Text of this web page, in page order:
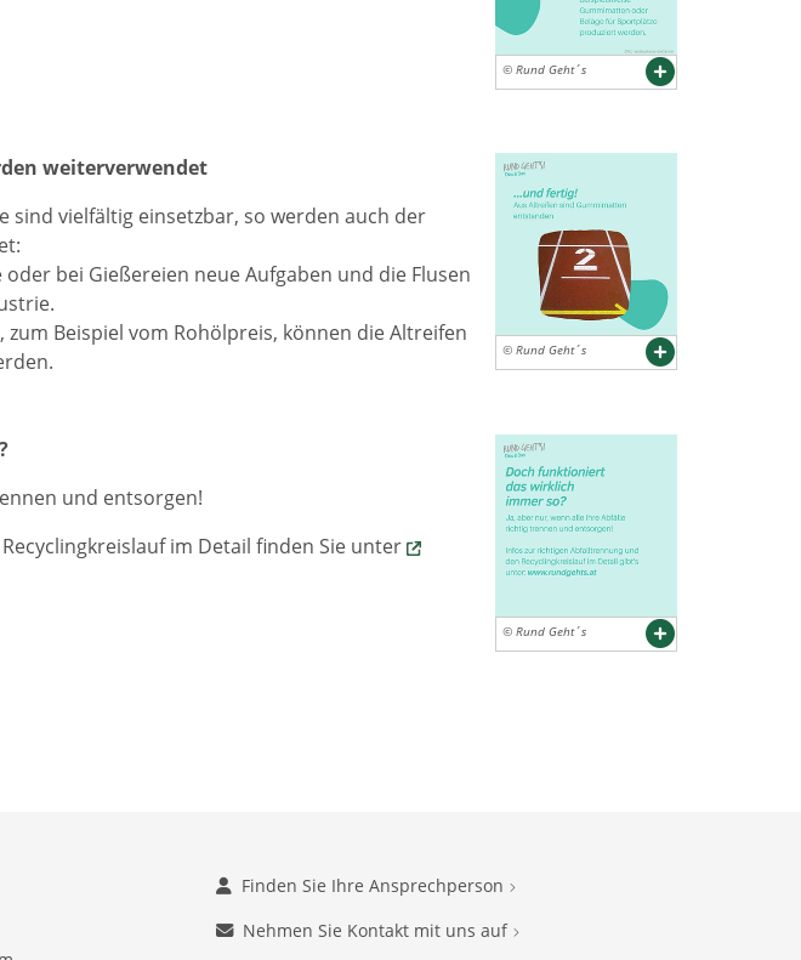
© Rund Geht´s
© Rund Geht´s
weiterverwendet
sind vielfältig einsetzbar, so werden auch der
bei Gießereien neue Aufgaben und die Flusen
Beispiel vom Rohölpreis, können die Altreifen
© Rund Geht´s
und entsorgen!
im Detail finden Sie unter
Finden Sie Ihre Ansprechperson
Nehmen Sie Kontakt mit uns auf